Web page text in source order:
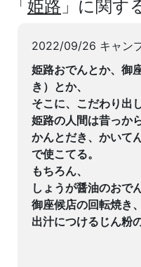
「姫路 」に関す
2022/09/26 キャン
姫路おでんとか、御
き）とか、
そこに、こだわり出
姫路の人間は昔っか
かんとだき、かいて
で使こてる。
もちろん、
しょうが醤油のおでん
御座候店の回転焼き、
出汁につけるじん粉